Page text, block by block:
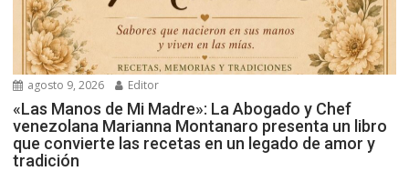
agosto 9, 2026 Editor
«Las Manos de Mi Madre»: La Abogado y Chef
venezolana Marianna Montanaro presenta un libro
que convierte las recetas en un legado de amor y
tradición